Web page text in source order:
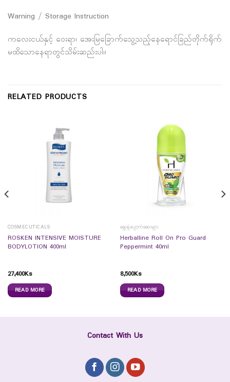
Warning / Storage Instruction
ကလေးငယ်နှင့် ဝေးရာ၊ အေးမြခြောက်သွေ့သည့်နေရောင်ခြည်တိုက်ရိုက်
မထိသောနေရာတွင်သိမ်းဆည်းပါ၊၊
RELATED PRODUCTS
COSMECUTICALS
ROSKEN INTENSIVE MOISTURE
BODYLOTION 400ml
27,400Ks
READ MORE
ချွေးနံ့ပျောက်ဆေးများ
Herballine Roll On Pro Guard
Peppermint 40ml
8,500Ks
READ MORE
Contact With Us